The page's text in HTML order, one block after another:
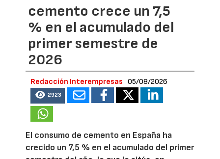
cemento crece un 7,5
% en el acumulado del
primer semestre de
2026
Redacción Interempresas 05/08/2026
2923
El consumo de cemento en España ha
crecido un 7,5 % en el acumulado del primer